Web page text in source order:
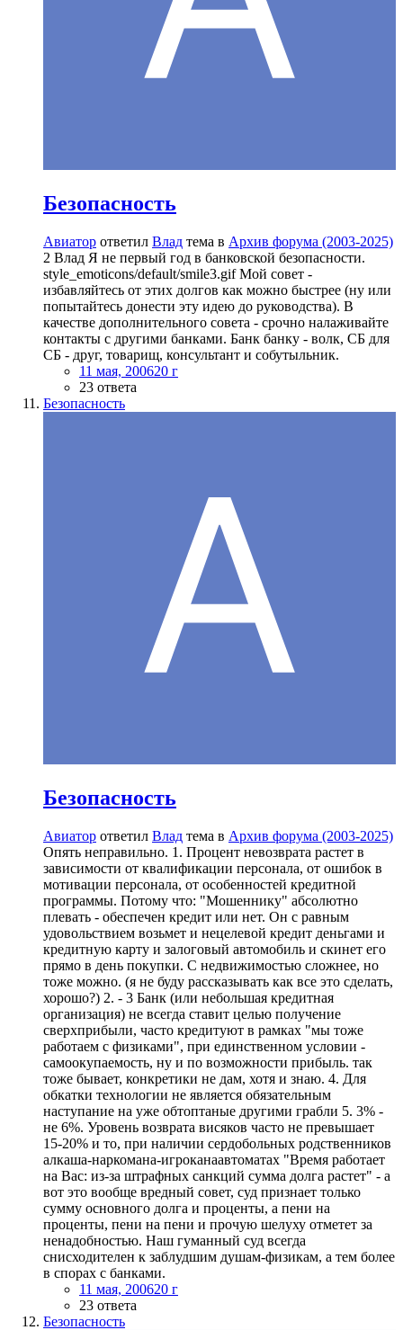
Безопасность
Авиатор ответил Влад тема в Архив форума (2003-2025)
2 Влад Я не первый год в банковской безопасности.
style_emoticons/default/smile3.gif Мой совет -
избавляйтесь от этих долгов как можно быстрее (ну или
попытайтесь донести эту идею до руководства). В
качестве дополнительного совета - срочно налаживайте
контакты с другими банками. Банк банку - волк, СБ для
СБ - друг, товарищ, консультант и собутыльник.
11 мая, 200620 г
23 ответа
Безопасность
Безопасность
Авиатор ответил Влад тема в Архив форума (2003-2025)
Опять неправильно. 1. Процент невозврата растет в
зависимости от квалификации персонала, от ошибок в
мотивации персонала, от особенностей кредитной
программы. Потому что: "Мошеннику" абсолютно
плевать - обеспечен кредит или нет. Он с равным
удовольствием возьмет и нецелевой кредит деньгами и
кредитную карту и залоговый автомобиль и скинет его
прямо в день покупки. С недвижимостью сложнее, но
тоже можно. (я не буду рассказывать как все это сделать,
хорошо?) 2. - 3 Банк (или небольшая кредитная
организация) не всегда ставит целью получение
сверхприбыли, часто кредитуют в рамках "мы тоже
работаем с физиками", при единственном условии -
самоокупаемость, ну и по возможности прибыль. так
тоже бывает, конкретики не дам, хотя и знаю. 4. Для
обкатки технологии не является обязательным
наступание на уже обтоптаные другими грабли 5. 3% -
не 6%. Уровень возврата висяков часто не превышает
15-20% и то, при наличии сердобольных родственников
алкаша-наркомана-игроканаавтоматах "Время работает
на Вас: из-за штрафных санкций сумма долга растет" - а
вот это вообще вредный совет, суд признает только
сумму основного долга и проценты, а пени на
проценты, пени на пени и прочую шелуху отметет за
ненадобностью. Наш гуманный суд всегда
снисходителен к заблудшим душам-физикам, а тем более
в спорах с банками.
11 мая, 200620 г
23 ответа
Безопасность